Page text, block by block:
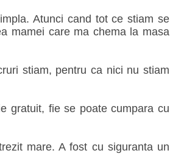
Atunci cand tot ce stiam se
mamei care ma chema la masa
stiam, pentru ca nici nu stiam
gratuit, fie se poate cumpara cu
mare. A fost cu siguranta un